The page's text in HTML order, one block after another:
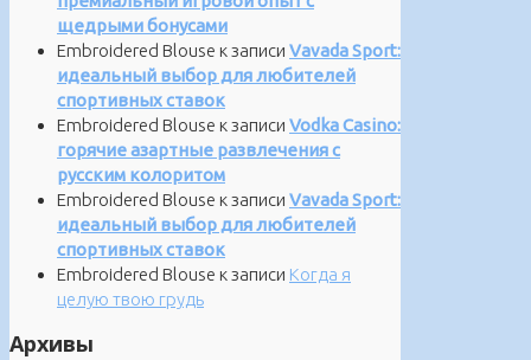
щедрыми бонусами
Embroidered Blouse к записи Vavada Sport:
идеальный выбор для любителей
спортивных ставок
Embroidered Blouse к записи Vodka Casino:
горячие азартные развлечения с
русским колоритом
Embroidered Blouse к записи Vavada Sport:
идеальный выбор для любителей
спортивных ставок
Embroidered Blouse к записи Когда я
целую твою грудь
Архивы